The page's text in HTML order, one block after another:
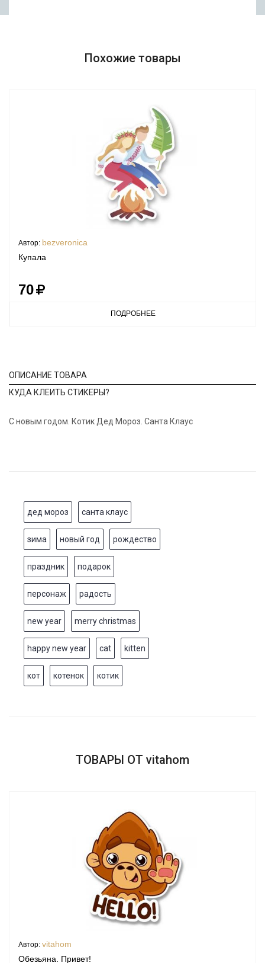
Похожие товары
Автор: bezveronica
Купала
70
ПОДРОБНЕЕ
ОПИСАНИЕ ТОВАРА
КУДА КЛЕИТЬ СТИКЕРЫ?
С новым годом. Котик Дед Мороз. Санта Клаус
дед мороз санта клаус
зима новый год рождество
праздник подарок
персонаж радость
new year merry christmas
happy new year cat kitten
кот котенок котик
ТОВАРЫ ОТ vitahom
Автор: vitahom
Обезьяна. Привет!